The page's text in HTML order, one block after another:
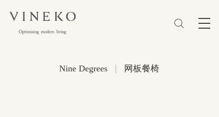
收藏 (0)
Nine Degrees | 网板餐椅